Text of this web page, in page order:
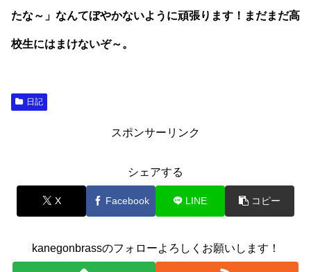
たな～」なんてぼやかないように頑張ります！まだまだ高
校生にはまけないぞ～。
日記
スポンサーリンク
シェアする
X Facebook LINE コピー
kanegonbrassのフォローよろしくお願いします！